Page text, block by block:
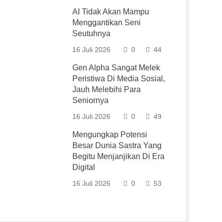
AI Tidak Akan Mampu
Menggantikan Seni
Seutuhnya
16 Juli 2026 0 44
Gen Alpha Sangat Melek
Peristiwa Di Media Sosial,
Jauh Melebihi Para
Seniornya
16 Juli 2026 0 49
Mengungkap Potensi
Besar Dunia Sastra Yang
Begitu Menjanjikan Di Era
Digital
16 Juli 2026 0 53